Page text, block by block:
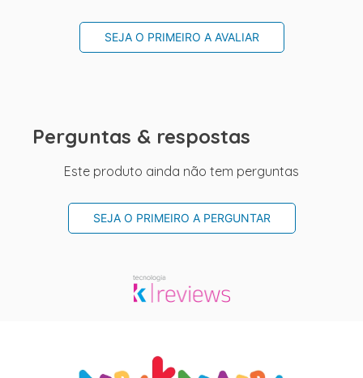
SEJA O PRIMEIRO A AVALIAR
Perguntas & respostas
Este produto ainda não tem perguntas
SEJA O PRIMEIRO A PERGUNTAR